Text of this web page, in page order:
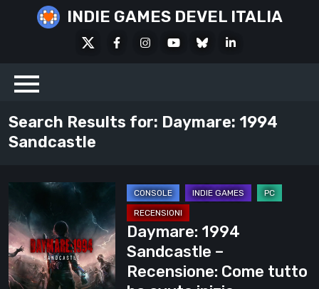
INDIE GAMES DEVEL ITALIA
FacebookInstagramYoutubeBlueskyLinkedIn
Search Results for: Daymare: 1994
Sandcastle
Daymare:
1994
Sandcastle
–
Recensione:
Daymare: 1994
Sandcastle –
Recensione: Come tutto